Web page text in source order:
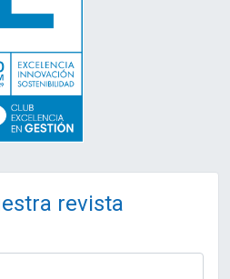
revista